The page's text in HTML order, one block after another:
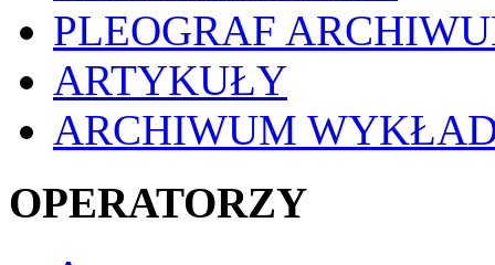
PLEOGRAF
ARTYKUŁY
ARCHIWUM
OPERATORZY